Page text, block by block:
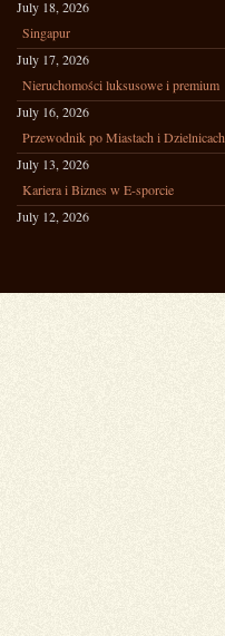
July 18, 2026
Singapur
July 17, 2026
Nieruchomości luksusowe i premium
July 16, 2026
Przewodnik po Miastach i Dzielnicach
July 13, 2026
Kariera i Biznes w E-sporcie
July 12, 2026